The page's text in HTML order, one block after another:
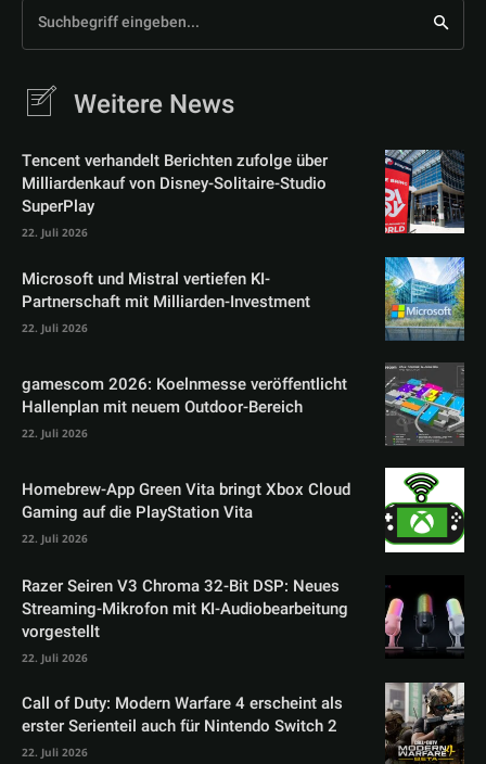
Suchbegriff eingeben...
Weitere News
Tencent verhandelt Berichten zufolge über
Milliardenkauf von Disney-Solitaire-Studio
SuperPlay
22. Juli 2026
Microsoft und Mistral vertiefen KI-
Partnerschaft mit Milliarden-Investment
22. Juli 2026
gamescom 2026: Koelnmesse veröffentlicht
Hallenplan mit neuem Outdoor-Bereich
22. Juli 2026
Homebrew-App Green Vita bringt Xbox Cloud
Gaming auf die PlayStation Vita
22. Juli 2026
Razer Seiren V3 Chroma 32-Bit DSP: Neues
Streaming-Mikrofon mit KI-Audiobearbeitung
vorgestellt
22. Juli 2026
Call of Duty: Modern Warfare 4 erscheint als
erster Serienteil auch für Nintendo Switch 2
22. Juli 2026